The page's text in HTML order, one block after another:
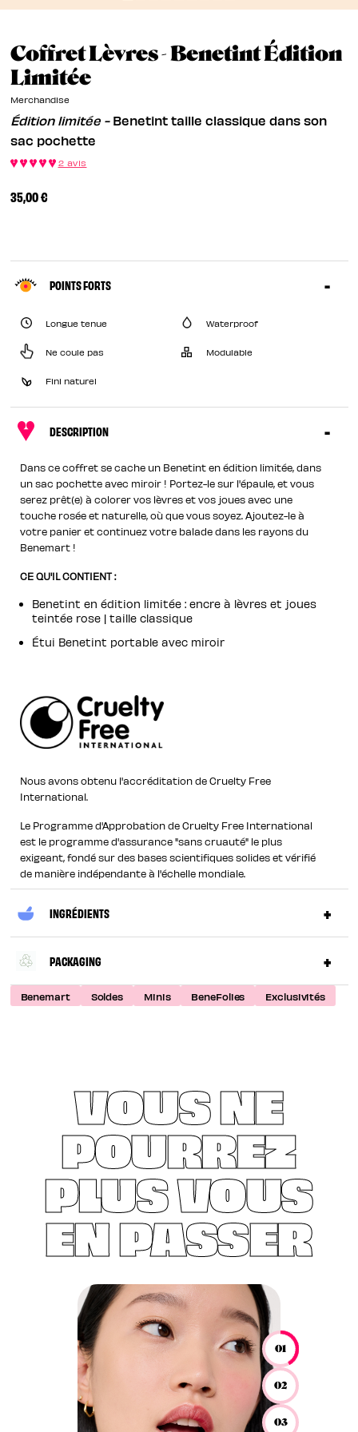
Coffret Lèvres - Benetint Édition
Limitée&Eacute;dition
Merchandise
Édition limitée - Benetint taille classique dans son
sac pochette
2 avis
35,00 €
POINTS FORTS
Longue tenue Waterproof
Ne coule pas Modulable
Fini naturel
DESCRIPTION
Dans ce coffret se cache un Benetint en édition limitée, dans
un sac pochette avec miroir ! Portez-le sur l'épaule, et vous
serez prêt(e) à colorer vos lèvres et vos joues avec une
touche rosée et naturelle, où que vous soyez. Ajoutez-le à
votre panier et continuez votre balade dans les rayons du
Benemart !
CE QU'IL CONTIENT :
Benetint en édition limitée : encre à lèvres et joues
teintée rose | taille classique
Étui Benetint portable avec miroir
Nous avons obtenu l'accréditation de Cruelty Free
International.
Le Programme d'Approbation de Cruelty Free International
est le programme d'assurance "sans cruauté" le plus
exigeant, fondé sur des bases scientifiques solides et vérifié
de manière indépendante à l'échelle mondiale.
INGRÉDIENTS
PACKAGING
Benemart Soldes Minis BeneFolies Exclusivités
VOUS NE
POURREZ
PLUS VOUS
EN PASSER
01
02
03